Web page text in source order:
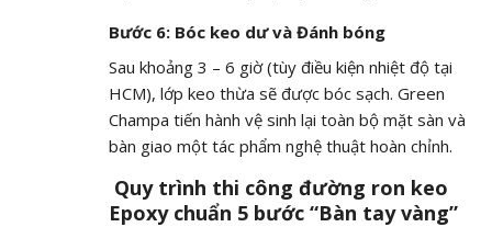
Bước 6: Bóc keo dư và Đánh bóng
Sau khoảng 3 – 6 giờ (tùy điều kiện nhiệt độ tại
HCM), lớp keo thừa sẽ được bóc sạch. Green
Champa tiến hành vệ sinh lại toàn bộ mặt sàn và
bàn giao một tác phẩm nghệ thuật hoàn chỉnh.
Quy trình thi công đường ron keo
Epoxy chuẩn 5 bước “Bàn tay vàng”